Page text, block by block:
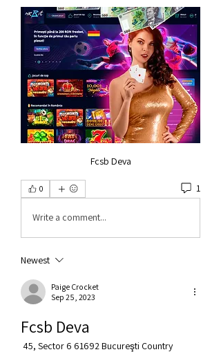
Fcsb Deva
0 1
Write a comment...
Newest
Paige Crocket
Sep 25, 2023
Fcsb Deva